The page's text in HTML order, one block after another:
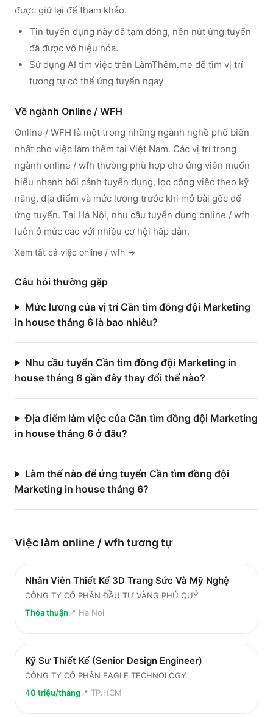
được giữ lại để tham khảo.
Tin tuyển dụng này đã tạm đóng, nên nút ứng tuyển
đã được vô hiệu hóa.
Sử dụng AI tìm việc trên LàmThêm.me để tìm vị trí
tương tự có thể ứng tuyển ngay
Về ngành Online / WFH
Online / WFH là một trong những ngành nghề phổ biến
nhất cho việc làm thêm tại Việt Nam. Các vị trí trong
ngành online / wfh thường phù hợp cho ứng viên muốn
hiểu nhanh bối cảnh tuyển dụng, lọc công việc theo kỹ
năng, địa điểm và mức lương trước khi mở bài gốc để
ứng tuyển. Tại Hà Nội, nhu cầu tuyển dụng online / wfh
luôn ở mức cao với nhiều cơ hội hấp dẫn.
Xem tất cả việc online / wfh →
Câu hỏi thường gặp
Mức lương của vị trí Cần tìm đồng đội Marketing
in house tháng 6 là bao nhiêu?
Nhu cầu tuyển Cần tìm đồng đội Marketing in
house tháng 6 gần đây thay đổi thế nào?
Địa điểm làm việc của Cần tìm đồng đội Marketing
in house tháng 6 ở đâu?
Làm thế nào để ứng tuyển Cần tìm đồng đội
Marketing in house tháng 6?
Việc làm online / wfh tương tự
Nhân Viên Thiết Kế 3D Trang Sức Và Mỹ Nghệ
CÔNG TY CỔ PHẦN ĐẦU TƯ VÀNG PHÚ QUÝ
Thỏa thuận 📍 Ha Noi
Kỹ Sư Thiết Kế (Senior Design Engineer)
CÔNG TY CỔ PHẦN EAGLE TECHNOLOGY
40 triệu/tháng📍 TP.HCM